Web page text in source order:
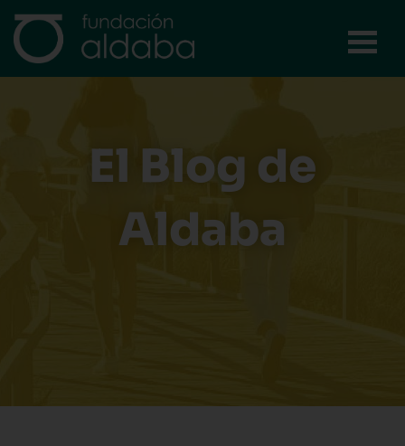
contenido
El Blog de
Aldaba